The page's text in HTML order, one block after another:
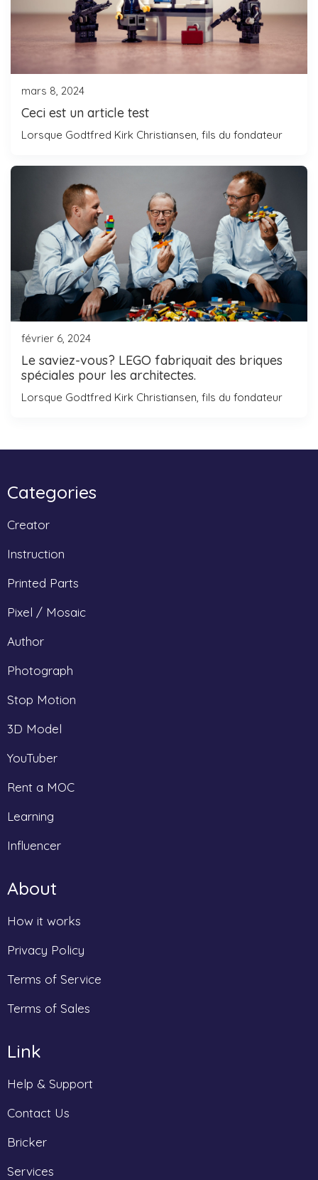
mars 8, 2024
Ceci est un article test
Lorsque Godtfred Kirk Christiansen, fils du fondateur
février 6, 2024
Le saviez-vous? LEGO fabriquait des briques
spéciales pour les architectes.
Lorsque Godtfred Kirk Christiansen, fils du fondateur
Categories
Creator
Instruction
Printed Parts
Pixel / Mosaic
Author
Photograph
Stop Motion
3D Model
YouTuber
Rent a MOC
Learning
Influencer
About
How it works
Privacy Policy
Terms of Service
Terms of Sales
Link
Help & Support
Contact Us
Bricker
Services